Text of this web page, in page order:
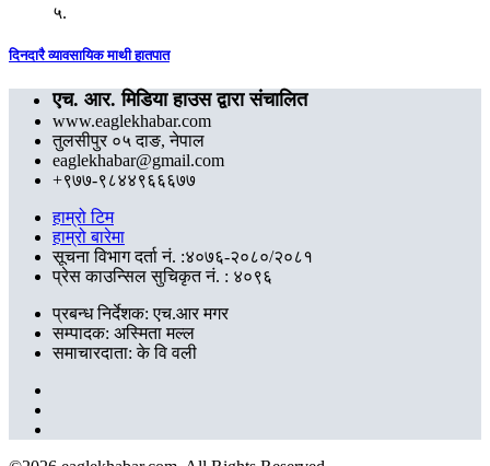
५.
दिनदारै व्यावसायिक माथी हातपात
एच. आर. मिडिया हाउस द्वारा संचालित
www.eaglekhabar.com
तुलसीपुर ०५ दाङ, नेपाल
eaglekhabar@gmail.com
+९७७-९८४४९६६६७७
हाम्रो टिम
हाम्रो बारेमा
सूचना विभाग दर्ता नं. :४०७६-२०८०/२०८१
प्रेस काउन्सिल सुचिकृत नं. : ४०९६
प्रबन्ध निर्देशक: एच.आर मगर
सम्पादक: अस्मिता मल्ल
समाचारदाता: के वि वली